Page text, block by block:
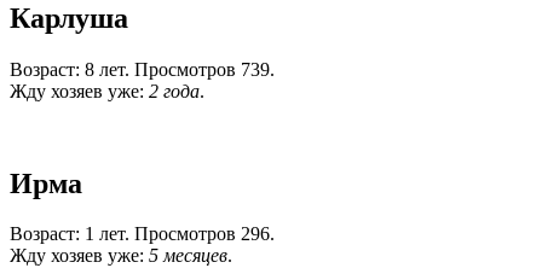
Карлуша
Возраст: 8 лет. Просмотров 739.
Жду хозяев уже: 2 года.
Ирма
Возраст: 1 лет. Просмотров 296.
Жду хозяев уже: 5 месяцев.